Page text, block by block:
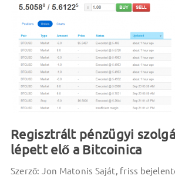
Regisztrált pénzügyi
lépett elő a Bitcoinica
Szerző: Jon Matonis Saját, friss